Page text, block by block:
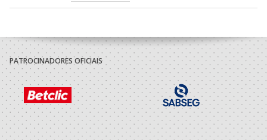
PATROCINADORES OFICIAIS